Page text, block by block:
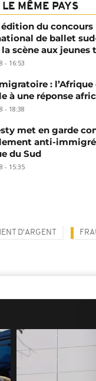
LE MÊME PAYS
édition du concours
de ballet
scène aux jeunes
- 16:53
: l’Afrique
à une réponse
- 18:38
met en garde
anti-
du Sud
- 15:35
D'ARGENT